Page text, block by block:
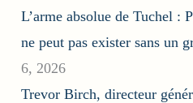
L’arme absolue de Tuchel :
ne peut pas exister sans un
6, 2026
Trevor Birch, directeur